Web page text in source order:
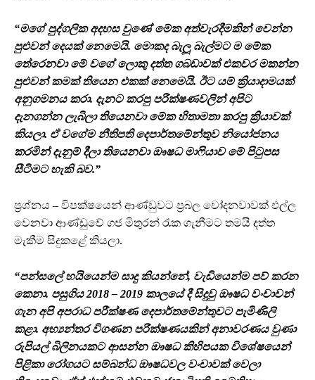
“මගේ පුද්ගලික අදහස වුණේ මේක අත්වැරදීමකින් වෙන්න
පුළුවන් දෙයක් නෙමෙයි. මොකද බැලූ බැල්මට ම මේක
තේරෙනවා මේ වගේ ලොකු දත්ත ගබඩාවක් එකවර මකන්න
පුළුවන් කමක් තියෙන එකක් නෙමෙයි. ඊට යම් ක්‍රියාදාමයක්
අනුගමනය කරා. දැනට කරපු පරීක්ෂණවලින් අපිට
දැනගන්න ලැබිලා තියෙනවා මේක හිතාමතා කරපු ක්‍රියාවක්
කියලා. ඒ වගේම නීතිපති දෙපාර්තමේන්තුව නියෝජනය
කරමින් දැනුම් දීලා තියෙනවා ඖෂධ මාෆියාව මේ පිටුපස
සීටිමට හැකි බව.”
ප්‍රශ්නය – විපක්ෂයෙන් ආණ්ඩුවට ප්‍රබල චෝදනවාවක් එල්ල
වෙනවා ආණ්ඩුවේ ගජ මිතුරන් රැක ගැනීමට තමයි දත්ත
මැකීම සිදුකළේ කියලා.
“පන්සලේ හයියෙන්ම සාදු කියන්නේ, වැඩියෙන්ම පව් කරන
කෙනා. පසුගිය 2018 – 2019 කාලයේ දී සිදුවු ඖෂධ වංචාවන්
ගැන අපි අපරාධ පරීක්ෂණ දෙපාර්තමේන්තුවට පැමිණිලි
කළා. අභ්‍යන්තර විගණන පරීක්ෂණයකින් අනාවරණය වුණා
රුපියල් බිලිනයකට ආසන්න ඖෂධ කිහිපයක විශේෂයෙන්
පිළිකා රෝගයට සම්බන්ධ ඖෂධවල වංචාවක් වෙලා